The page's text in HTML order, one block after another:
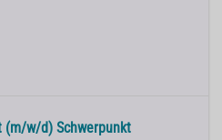
(m/w/d) Schwerpunkt